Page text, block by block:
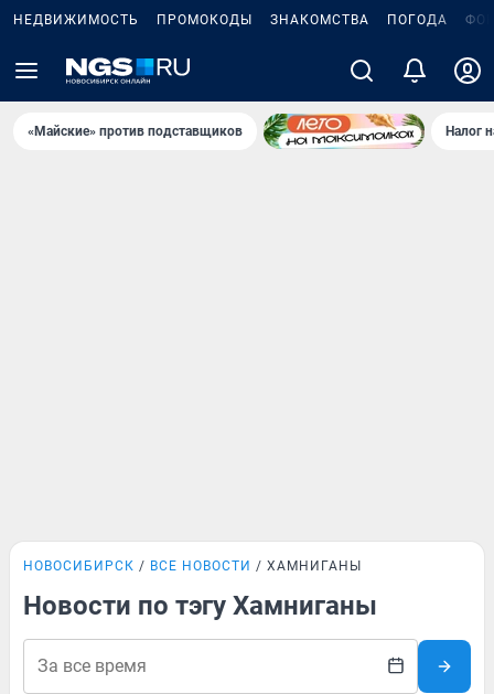
НЕДВИЖИМОСТЬ ПРОМОКОДЫ ЗНАКОМСТВА ПОГОДА
«Майские» против подставщиков Налог
НОВОСИБИРСК ВСЕ НОВОСТИ ХАМНИГАНЫ
Новости по тэгу Хамниганы